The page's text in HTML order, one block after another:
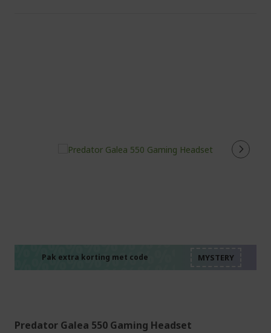
Pak extra korting met code
Predator Galea 550 Gaming Headset